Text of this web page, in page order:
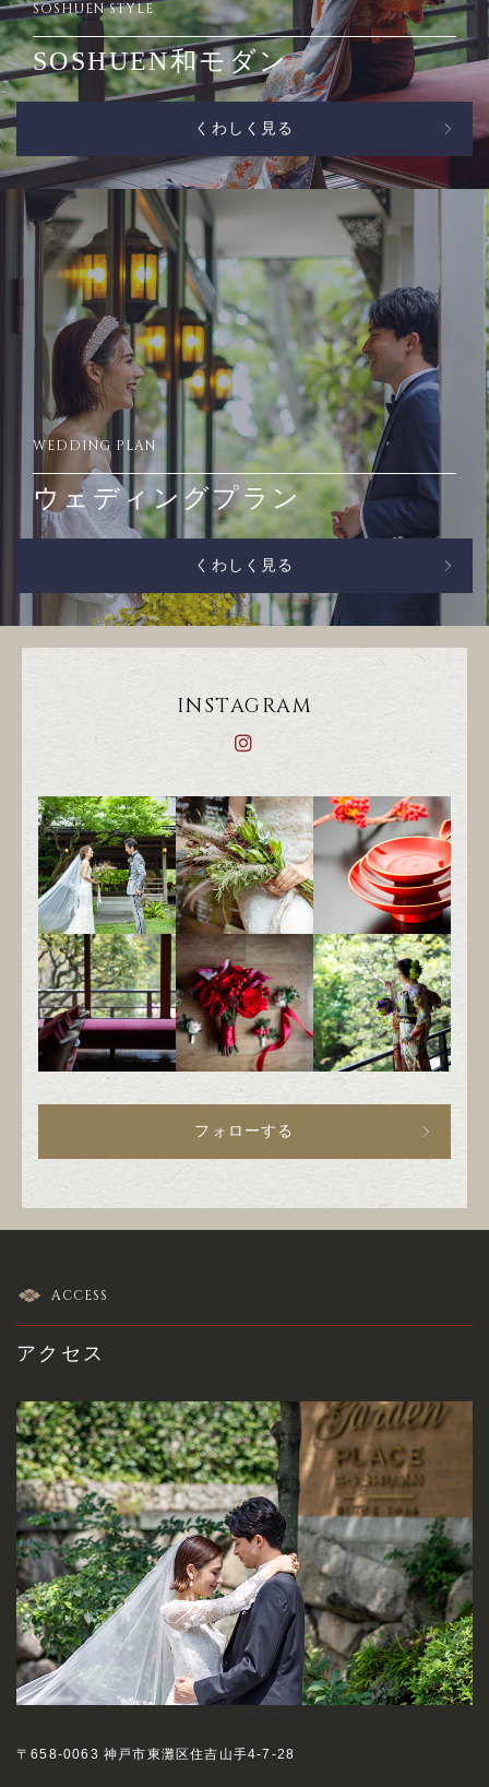
SOSHUEN STYLE
SOSHUEN和モダン
くわしく見る
WEDDING PLAN
ウェディングプラン
くわしく見る
INSTAGRAM
フォローする
ACCESS
アクセス
〒658-0063 神戸市東灘区住吉山手4-7-28